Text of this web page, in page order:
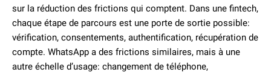
sur la réduction des frictions qui comptent. Dans une fintech,
chaque étape de parcours est une porte de sortie possible:
vérification, consentements, authentification, récupération de
compte. WhatsApp a des frictions similaires, mais à une
autre échelle d’usage: changement de téléphone,